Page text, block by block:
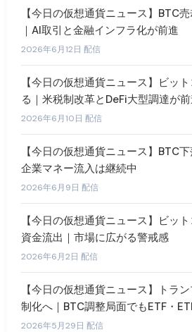
【今日の仮想通貨ニュース】BTC
｜AI取引と金融インフラ化が前進
2026年6月12日 配信
【今日の仮想通貨ニュース】ビッ
る｜米税制改革とDeFi大型調達が
2026年6月10日 配信
【今日の仮想通貨ニュース】BTC
企業マネー流入は継続中
2026年6月9日 配信
【今日の仮想通貨ニュース】ビッ
資金流出｜市場に広がる警戒感
2026年6月2日 配信
【今日の仮想通貨ニュース】トラ
制化へ｜BTC調整局面でもETF・
2026年5月29日 配信